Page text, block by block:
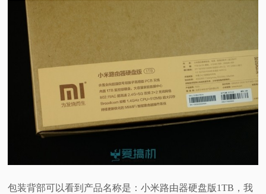
包装背部可以看到产品名称是：小米路由器硬盘版1TB，我